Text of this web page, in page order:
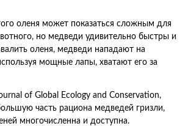
оленя может показаться сложным для
но медведи удивительно быстры и
оленя, медведи нападают на
мощные лапы, хватают его за
of Global Ecology and Conservation,
часть рациона медведей гризли,
многочисленна и доступна.